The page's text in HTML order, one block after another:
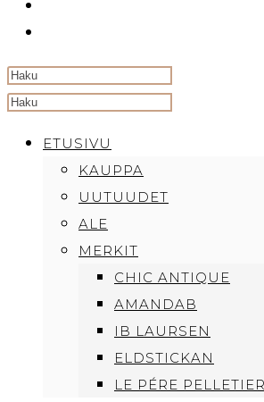
Search
websiteETUSIVU
KAUPPA
UUTUUDET
ALE
MERKIT
CHIC ANTIQUE
AMANDAB
IB LAURSEN
ELDSTICKAN
LE PÉRE PELLETIER